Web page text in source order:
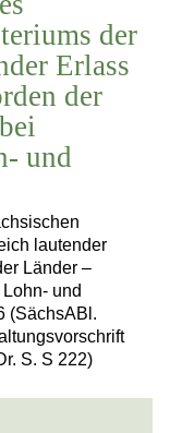
der
Erlass
der
und
lautender
Länder –
und
(SächsABl.
S. S 222)